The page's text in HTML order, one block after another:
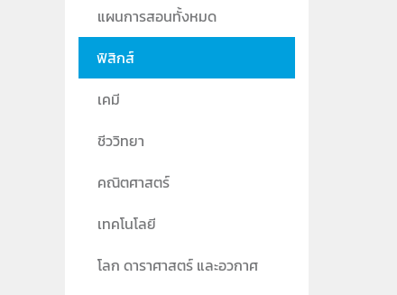
แผนการสอนทั้งหมด
ฟิสิกส์
เคมี
ชีววิทยา
คณิตศาสตร์
เทคโนโลยี
โลก ดาราศาสตร์ และอวกาศ